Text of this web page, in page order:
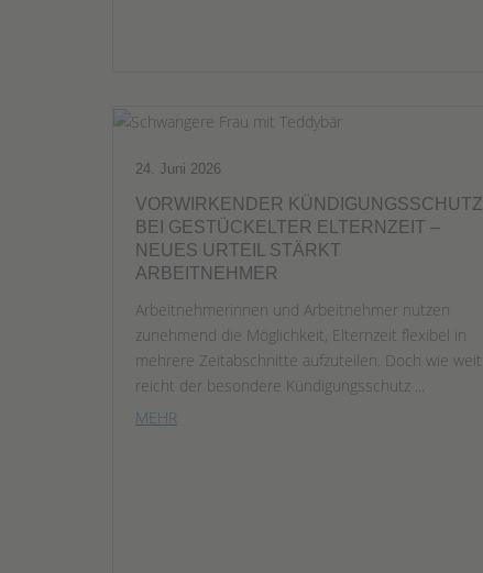
24. Juni 2026
VORWIRKENDER KÜNDIGUNGSSCHUTZ
BEI GESTÜCKELTER ELTERNZEIT –
NEUES URTEIL STÄRKT
ARBEITNEHMER
Arbeitnehmerinnen und Arbeitnehmer nutzen
zunehmend die Möglichkeit, Elternzeit flexibel in
mehrere Zeitabschnitte aufzuteilen. Doch wie weit
reicht der besondere Kündigungsschutz ...
MEHR